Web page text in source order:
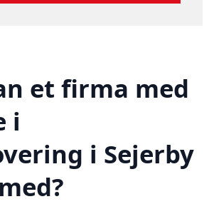
et firma med
i
i Sejerby